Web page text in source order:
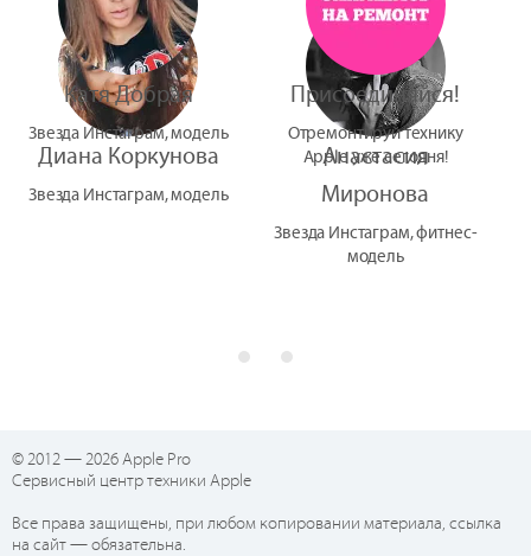
Диана Коркунова
Звезда Инстаграм, модель
Анастасия
Миронова
Звезда Инстаграм, фитнес-
модель
Катя Добрая
Звезда Инстаграм, модель
Присоединяйся!
Отремонтируй технику
Apple уже сегодня!
© 2012 — 2026 Apple Pro
Сервисный центр техники Apple
Все права защищены, при любом копировании материала, ссылка
на сайт — обязательна.